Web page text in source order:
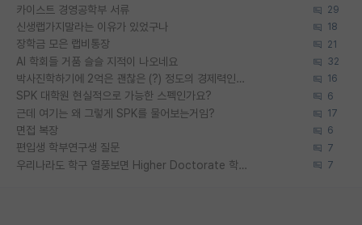
카이스트 경영공학부 서류 29
신생랩가지말라는 이유가 있었구나 18
장학금 모은 랩비통장 21
AI 학회들 거품 슬슬 지적이 나오네요 32
박사진학하기에 2억은 괜찮은 (?) 정도의 경제력인가요 16
SPK 대학원 현실적으로 가능한 스펙인가요? 6
근데 여기는 왜 그렇게 SPK를 물어보는거임? 17
면접 복장 6
편입생 학부연구생 질문 7
우리나라도 학구 열풍보면 Higher Doctorate 학위가 필요하다고 봅니다. 7